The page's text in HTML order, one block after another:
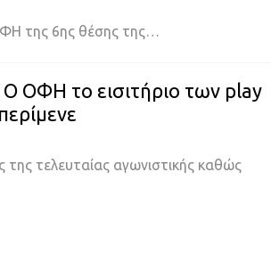
της 6ης θέσης της…
OΦΗ το εισιτήριο των play
τελευταίας αγωνιστικής καθώς